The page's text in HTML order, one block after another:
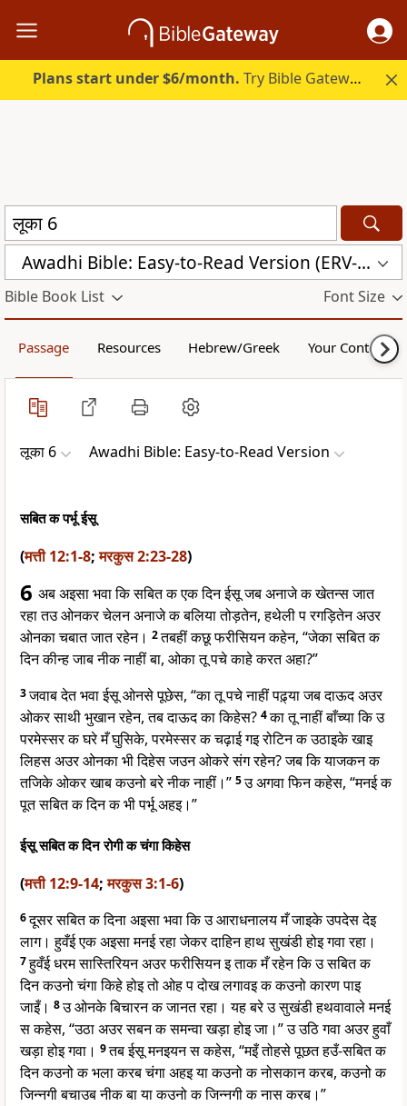
Plans start under $6/month. Try Bible Gateway Plus.
Awadhi Bible: Easy-to-Read Version (ERV-AWA)
Bible Book List Font Size
Passage Resources Hebrew/Greek Your Content
लूका 6 Awadhi Bible: Easy-to-Read Version
सबित क पर्भू ईसू
(मत्ती 12:1-8;मरकुस 2:23-28)
6 अब अइसा भवा कि सबित क एक दिन ईसू जब अनाजे क खेतन्स जात
रहा तउ ओनकर चेलन अनाजे क बलिया तोड़तेन, हथेली प रगड़ितेन अउर
ओनका चबात जात रहेन। 2तबहीं कछू फरीसियन कहेन, “जेका सबित क
दिन कीन्ह जाब नीक नाहीं बा, ओका तू पचे काहे करत अहा?”
3जवाब देत भवा ईसू ओनसे पूछेस, “का तू पचे नाहीं पढ़्या जब दाऊद अउर
ओकर साथी भुखान रहेन, तब दाऊद का किहेस? 4का तू नाहीं बाँच्या कि उ
परमेस्सर क घरे मँ घुसिके, परमेस्सर क चढ़ाई गइ रोटिन क उठाइके खाइ
लिहस अउर ओनका भी दिहेस जउन ओकरे संग रहेन? जब कि याजकन क
तजिके ओकर खाब कउनो बरे नीक नाहीं।” 5उ अगवा फिन कहेस, “मनई क
पूत सबित क दिन क भी पर्भू अहइ।”
ईसू सबित क दिन रोगी क चंगा किहेस
(मत्ती 12:9-14;मरकुस 3:1-6)
6दूसर सबित क दिना अइसा भवा कि उ आराधनालय मँ जाइके उपदेस देइ
लाग। हुवँई एक अइसा मनई रहा जेकर दाहिन हाथ सुखंडी होइ गवा रहा।
7हुवँई धरम सास्तिरियन अउर फरीसियन इ ताक मँ रहेन कि उ सबित क
दिन कउनो चंगा किहे होइ तो ओह प दोख लगावइ क कउनो कारण पाइ
जाइँ। 8उ ओनके बिचारन क जानत रहा। यह बरे उ सुखंडी हथवावाले मनई
स कहेस, “उठा अउर सबन क समन्वा खड़ा होइ जा।” उ उठि गवा अउर हुवाँ
खड़ा होइ गवा। 9तब ईसू मनइयन स कहेस, “मइँ तोहसे पूछत हउँ-सबित क
दिन कउनो क भला करब चंगा अहइ या कउनो क नोसकान करब, कउनो क
जिन्नगी बचाउब नीक बा या कउनो क जिन्नगी क नास करब।”